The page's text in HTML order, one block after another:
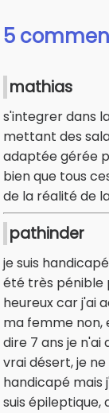
5
mathias
s'integrer dans
mettant des
adaptée gérée
bien que tous
de la réalité de
pathinder
je suis
été très pénible
heureux car j'ai
ma femme non,
dire 7 ans je n'ai
vrai désert, je
handicapé mais
suis épileptique,